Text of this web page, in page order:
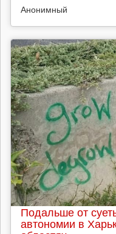
Анонимный
Подальше от
автономии в